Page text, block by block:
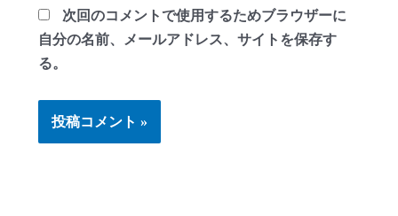
次回のコメントで使用するためブラウザーに
自分の名前、メールアドレス、サイトを保存す
る。